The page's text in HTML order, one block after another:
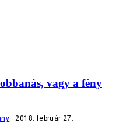
vagy a fény
2018. február 27.